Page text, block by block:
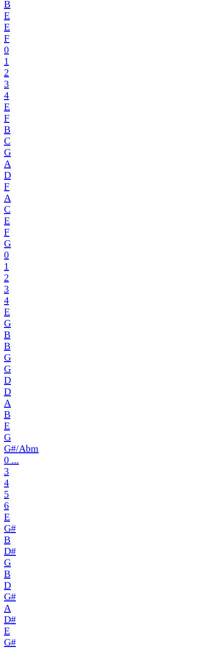
B
E
E
F
0
1
2
3
4
E
F
B
C
G
A
D
F
A
C
E
F
G
0
1
2
3
4
E
G
B
B
G
G
D
D
A
B
E
G
G#/Abm
0 ...
3
4
5
6
E
G#
B
D#
G
B
D
G#
A
D#
E
G#